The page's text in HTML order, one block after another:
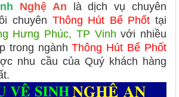
Nghệ An
là dịch vụ chuyên
chuyên Thông Hút Bể Phốt tại
Hưng Phúc, TP Vinhvới nhiều
trong ngànhThông Hút Bể Phốt
nhu cầu của Quý khách hàng